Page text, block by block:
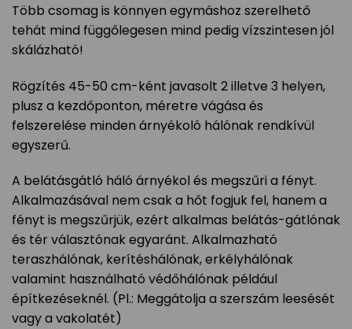
Több csomag is könnyen egymáshoz szerelhető
tehát mind függőlegesen mind pedig vízszintesen jól
skálázható!
Rögzítés 45-50 cm-ként javasolt 2 illetve 3 helyen,
plusz a kezdőponton, méretre vágása és
felszerelése minden árnyékoló hálónak rendkívül
egyszerű.
A belátásgátló háló árnyékol és megszűri a fényt.
Alkalmazásával nem csak a hőt fogjuk fel, hanem a
fényt is megszűrjük, ezért alkalmas belátás-gátlónak
és tér választónak egyaránt. Alkalmazható
teraszhálónak, kerítéshálónak, erkélyhálónak
valamint használható védőhálónak például
építkezéseknél. (Pl.: Meggátolja a szerszám leesését
vagy a vakolatét)